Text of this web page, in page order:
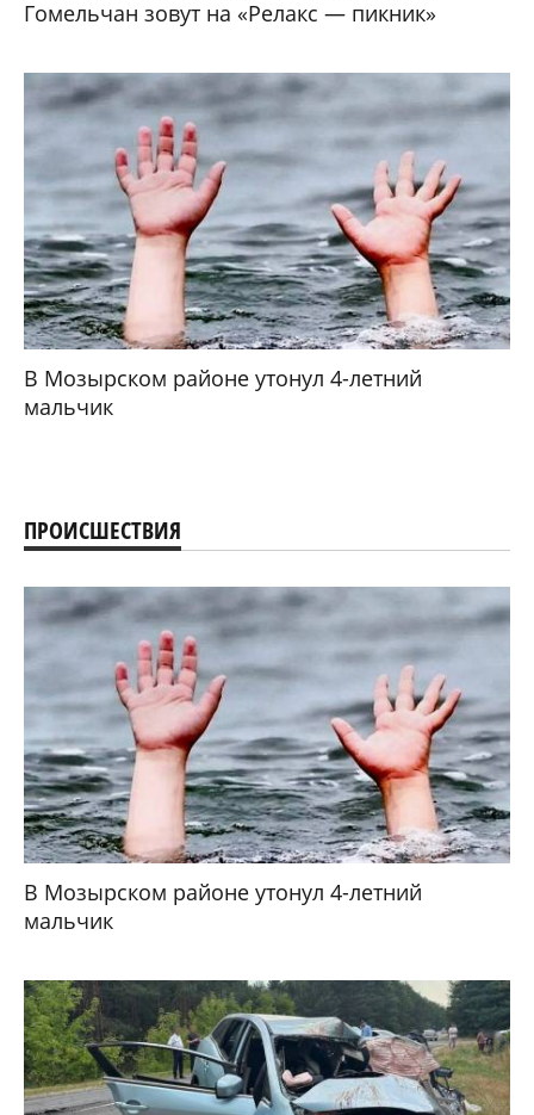
Гомельчан зовут на «Релакс — пикник»
В Мозырском районе утонул 4-летний
мальчик
ПРОИСШЕСТВИЯ
В Мозырском районе утонул 4-летний
мальчик